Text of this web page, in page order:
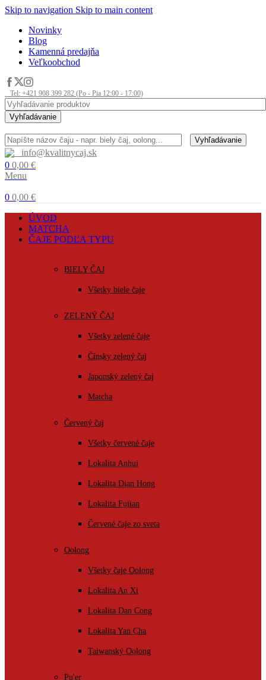
Skip to navigation Skip to main content
Novinky
Blog
Kamenná predajňa
Veľkoobchod
Tel: +421 908 399 282 (Po - Pia 12:00 - 17:00)
Vyhľadávanie
Vyhľadávanie
info@kvalitnycaj.sk
0 0,00 €
Menu
0 0,00 €
ÚVOD
MATCHA
ČAJE PODĽA TYPU
BIELY ČAJ
Všetky biele čaje
ZELENÝ ČAJ
Všetky zelené čaje
Čínsky zelený čaj
Japonský zelený čaj
Matcha
Červený čaj
Všetky červené čaje
Lokalita Anhui
Lokalita Dian Hong
Lokalita Fujian
Červené čaje zo sveta
Oolong
Všetky čaje Oolong
Lokalita An Xi
Lokalita Dan Cong
Lokalita Yan Cha
Taiwanský Oolong
Pu'er